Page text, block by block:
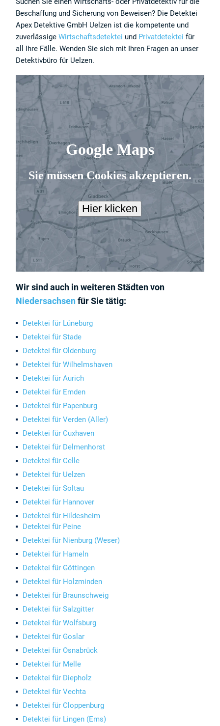
Beschaffung und Sicherung von Beweisen? Die Detektei
Apex Detektive GmbH Uelzen ist die kompetente und
zuverlässigeWirtschaftsdetektei und Privatdetektei für
all Ihre Fälle. Wenden Sie sich mit Ihren Fragen an unser
Detektivbüro für Uelzen.
Wir sind auch in weiteren Städten von
Niedersachsenfür Sie tätig:
Detektei für Lüneburg
Detektei für Stade
Detektei für Oldenburg
Detektei für Wilhelmshaven
Detektei für Aurich
Detektei für Emden
Detektei für Papenburg
Detektei für Verden (Aller)
Detektei für Cuxhaven
Detektei für Delmenhorst
Detektei für Celle
Detektei für Uelzen
Detektei für Soltau
Detektei für Hannover
Detektei für Hildesheim
Detektei für Peine
Detektei für Nienburg (Weser)
Detektei für Hameln
Detektei für Göttingen
Detektei für Holzminden
Detektei für Braunschweig
Detektei für Salzgitter
Detektei für Wolfsburg
Detektei für Goslar
Detektei für Osnabrück
Detektei für Melle
Detektei für Diepholz
Detektei für Vechta
Detektei für Cloppenburg
Detektei für Lingen (Ems)